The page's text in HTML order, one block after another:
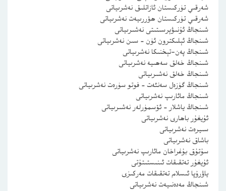
شەرقىي تۈركىستان ئازاتلىق نەشرىياتى
شەرقىي تۈركىستان ھۆررىيەت نەشرىياتى
شىنجاڭ ئۇنىۋېرسىتىتى نەشىرىياتى
شىنجاڭ ئېلىكترون ئۈن – سىن نەشرىياتى
شىنجاڭ پەن-تېخنىكا نەشرىياتى
شىنجاڭ خەلق سەھىيە نەشرىياتى
شىنجاڭ خەلق نەشىرىياتى
شىنجاڭ گۈزەل سەنئەت – فوتو سۈرەت نەشرىياتى
شىنجاڭ مائارىپ نەشرىياتى
شىنجاڭ ياشلار – ئۆسمۈرلەر نەشىرىياتى
ئۇيغۇر باھارى نەشرىياتى
سىيرەت نەشرىياتى
باشاق نەشرىياتى
سۇتۇق بۇغراخان مائارىپ نەشرىياتى
ئۇيغۇر تەتقىقات ئىنىستىتۇتى
ياۋرۇپا ئىسلام تەتقىقات مەركىزى
شىنجاڭ مەدەنىيەت نەشرىياتى